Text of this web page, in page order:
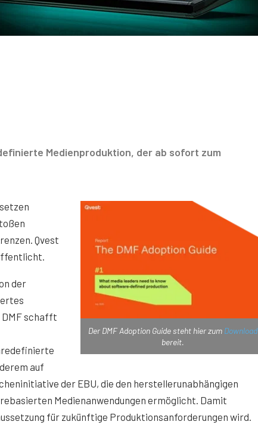
Medienproduktion, der ab sofort zum
Der DMF Adoption Guide steht hier zum Download
bereit.
Qvest
der
schafft
auf
der EBU, die den herstellerunabhängigen
Medienanwendungen ermöglicht. Damit
für zukünftige Produktionsanforderungen wird.